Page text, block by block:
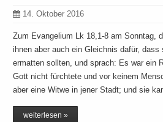
14. Oktober 2016
Zum Evangelium Lk 18,1-8 am Sonntag,
ihnen aber auch ein Gleichnis dafür,
ermatten sollten, und sprach: Es war ein
Gott nicht fürchtete und vor keinem
aber eine Witwe in jener Stadt; und sie
weiterlesen »